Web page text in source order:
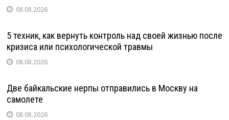
08.08.2026
5 техник, как вернуть контроль над своей жизнью после
кризиса или психологической травмы
08.08.2026
Две байкальские нерпы отправились в Москву на
самолете
08.08.2026